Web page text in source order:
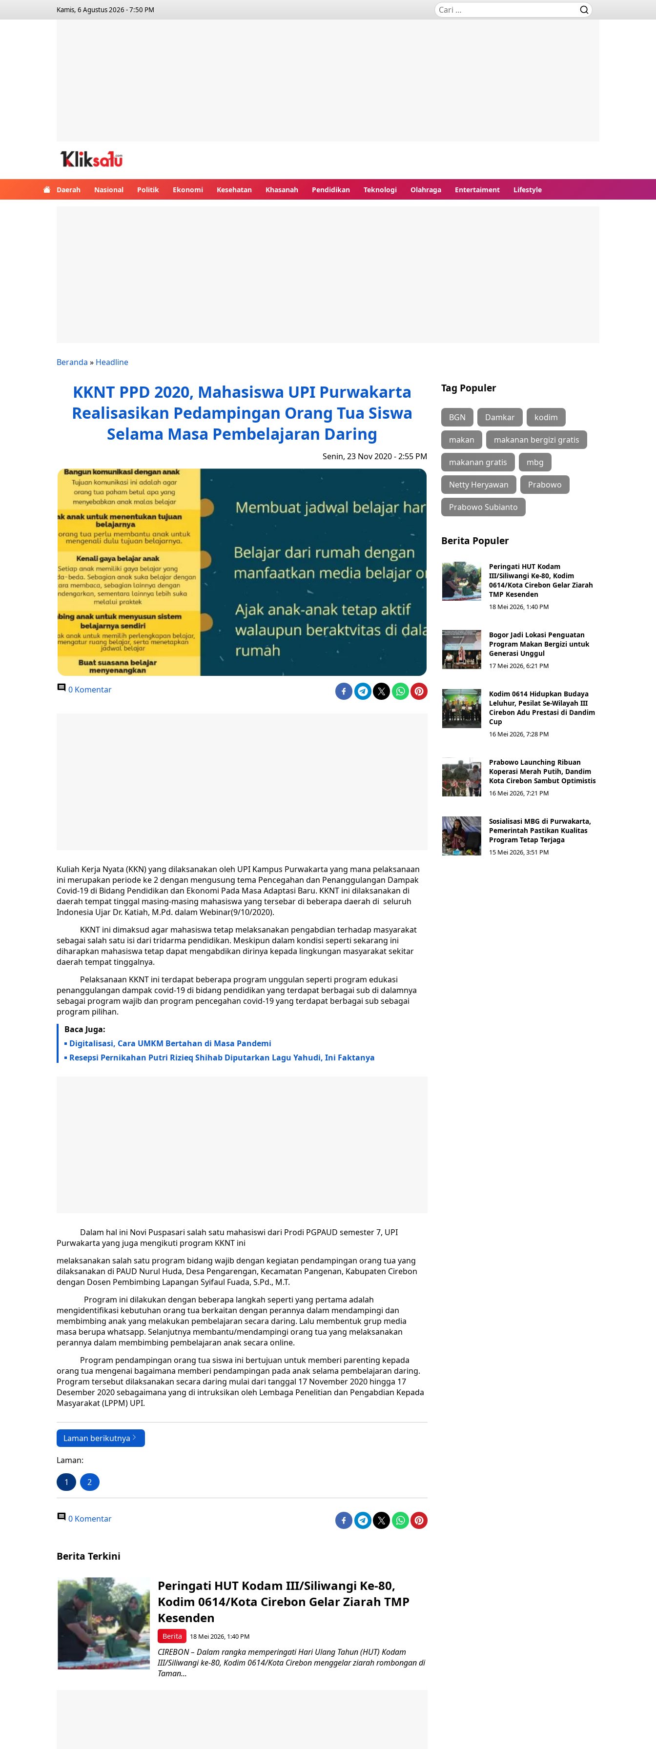
Kamis, 6 Agustus 2026 - 7:50 PM
Daerah Nasional Politik Ekonomi Kesehatan Khasanah Pendidikan Teknologi Olahraga Entertaiment Lifestyle
Beranda » Headline
KKNT PPD 2020, Mahasiswa UPI Purwakarta
Realisasikan Pedampingan Orang Tua Siswa
Selama Masa Pembelajaran Daring
Senin, 23 Nov 2020 - 2:55 PM
0 Komentar
Kuliah Kerja Nyata (KKN) yang dilaksanakan oleh UPI Kampus Purwakarta yang mana pelaksanaan
ini merupakan periode ke 2 dengan mengusung tema Pencegahan dan Penanggulangan Dampak
Covid-19 di Bidang Pendidikan dan Ekonomi Pada Masa Adaptasi Baru. KKNT ini dilaksanakan di
daerah tempat tinggal masing-masing mahasiswa yang tersebar di beberapa daerah di seluruh
Indonesia Ujar Dr. Katiah, M.Pd. dalam Webinar(9/10/2020).
KKNT ini dimaksud agar mahasiswa tetap melaksanakan pengabdian terhadap masyarakat
sebagai salah satu isi dari tridarma pendidikan. Meskipun dalam kondisi seperti sekarang ini
diharapkan mahasiswa tetap dapat mengabdikan dirinya kepada lingkungan masyarakat sekitar
daerah tempat tinggalnya.
Pelaksanaan KKNT ini terdapat beberapa program unggulan seperti program edukasi
penanggulangan dampak covid-19 di bidang pendidikan yang terdapat berbagai sub di dalamnya
sebagai program wajib dan program pencegahan covid-19 yang terdapat berbagai sub sebagai
program pilihan.
Baca Juga:
Digitalisasi, Cara UMKM Bertahan di Masa Pandemi
Resepsi Pernikahan Putri Rizieq Shihab Diputarkan Lagu Yahudi, Ini Faktanya
Dalam hal ini Novi Puspasari salah satu mahasiswi dari Prodi PGPAUD semester 7, UPI
Purwakarta yang juga mengikuti program KKNT ini
melaksanakan salah satu program bidang wajib dengan kegiatan pendampingan orang tua yang
dilaksanakan di PAUD Nurul Huda, Desa Pengarengan, Kecamatan Pangenan, Kabupaten Cirebon
dengan Dosen Pembimbing Lapangan Syifaul Fuada, S.Pd., M.T.
Program ini dilakukan dengan beberapa langkah seperti yang pertama adalah
mengidentifikasi kebutuhan orang tua berkaitan dengan perannya dalam mendampingi dan
membimbing anak yang melakukan pembelajaran secara daring. Lalu membentuk grup media
masa berupa whatsapp. Selanjutnya membantu/mendampingi orang tua yang melaksanakan
perannya dalam membimbing pembelajaran anak secara online.
Program pendampingan orang tua siswa ini bertujuan untuk memberi parenting kepada
orang tua mengenai bagaimana memberi pendampingan pada anak selama pembelajaran daring.
Program tersebut dilaksanakan secara daring mulai dari tanggal 17 November 2020 hingga 17
Desember 2020 sebagaimana yang di intruksikan oleh Lembaga Penelitian dan Pengabdian Kepada
Masyarakat (LPPM) UPI.
Laman berikutnya
Laman:
1 2
0 Komentar
Tag Populer
BGN Damkar kodim
makan makanan bergizi gratis
makanan gratis mbg
Netty Heryawan Prabowo
Prabowo Subianto
Berita Populer
Peringati HUT Kodam
III/Siliwangi Ke-80, Kodim
0614/Kota Cirebon Gelar Ziarah
TMP Kesenden
18 Mei 2026, 1:40 PM
Bogor Jadi Lokasi Penguatan
Program Makan Bergizi untuk
Generasi Unggul
17 Mei 2026, 6:21 PM
Kodim 0614 Hidupkan Budaya
Leluhur, Pesilat Se-Wilayah III
Cirebon Adu Prestasi di Dandim
Cup
16 Mei 2026, 7:28 PM
Prabowo Launching Ribuan
Koperasi Merah Putih, Dandim
Kota Cirebon Sambut Optimistis
16 Mei 2026, 7:21 PM
Sosialisasi MBG di Purwakarta,
Pemerintah Pastikan Kualitas
Program Tetap Terjaga
15 Mei 2026, 3:51 PM
Berita Terkini
Berita
Peringati HUT Kodam III/Siliwangi Ke-80,
Kodim 0614/Kota Cirebon Gelar Ziarah TMP
Kesenden
18 Mei 2026, 1:40 PM
CIREBON – Dalam rangka memperingati Hari Ulang Tahun (HUT) Kodam
III/Siliwangi ke-80, Kodim 0614/Kota Cirebon menggelar ziarah rombongan di
Taman...